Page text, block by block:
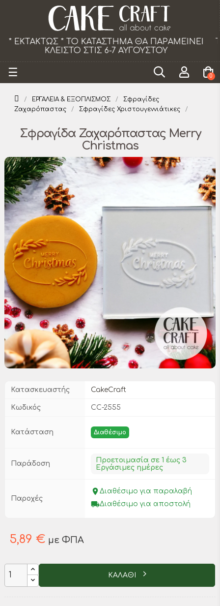
Το κατάστημα θα παραμείνει κλειστό τα Σάββατα
από 18/07 εως 29/08.
Toggle
navigation
☰ 0
ΕΡΓΑΛΕΙΑ & ΕΞΟΠΛΙΣΜΟΣ
Σφραγίδες
Ζαχαρόπαστας
Σφραγίδες Χριστουγεννιάτικες
Σφραγίδα Ζαχαρόπαστας Merry
Christmas
Κατασκευαστής CakeCraft
Κωδικός CC-2555
Κατάσταση Διαθέσιμο
Παράδοση
Προετοιμασία σε 1 έως 3
Εργάσιμες ημέρες
Παροχές
place Διαθέσιμο για παραλαβή
local_shippingΔιαθέσιμο για αποστολή
5,89 € με ΦΠΑ
ΚΑΛΑΘΙ